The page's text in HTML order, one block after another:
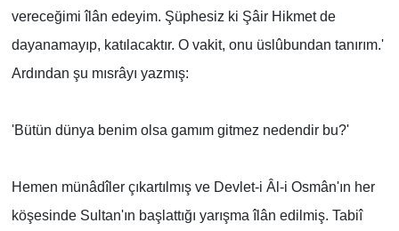
vereceğimi îlân edeyim. Şüphesiz ki Şâir Hikmet de
dayanamayıp, katılacaktır. O vakit, onu üslûbundan tanırım.'
Ardından şu mısrâyı yazmış:
'Bütün dünya benim olsa gamım gitmez nedendir bu?'
Hemen münâdîler çıkartılmış ve Devlet-i Âl-i Osmân'ın her
köşesinde Sultan'ın başlattığı yarışma îlân edilmiş. Tabiî